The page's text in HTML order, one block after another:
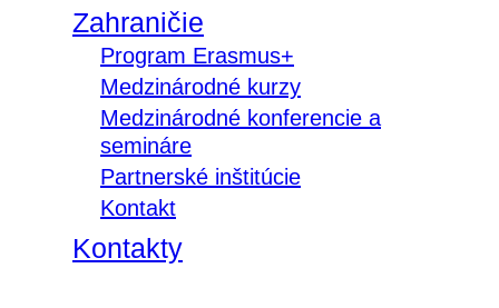
Zahraničie
Program Erasmus+
Medzinárodné kurzy
Medzinárodné konferencie a
semináre
Partnerské inštitúcie
Kontakt
Kontakty